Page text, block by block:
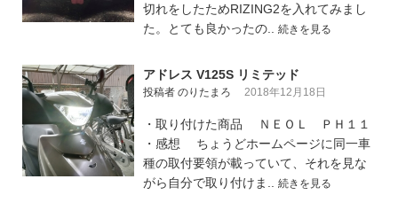
切れをしたためRIZING2を入れてみまし
た。とても良かったの.. 続きを見る
アドレス V125S リミテッド
投稿者 のりたまろ 2018年12月18日
・取り付けた商品 ＮＥＯＬ ＰＨ１１
・感想 ちょうどホームページに同一車
種の取付要領が載っていて、それを見な
がら自分で取り付けま.. 続きを見る